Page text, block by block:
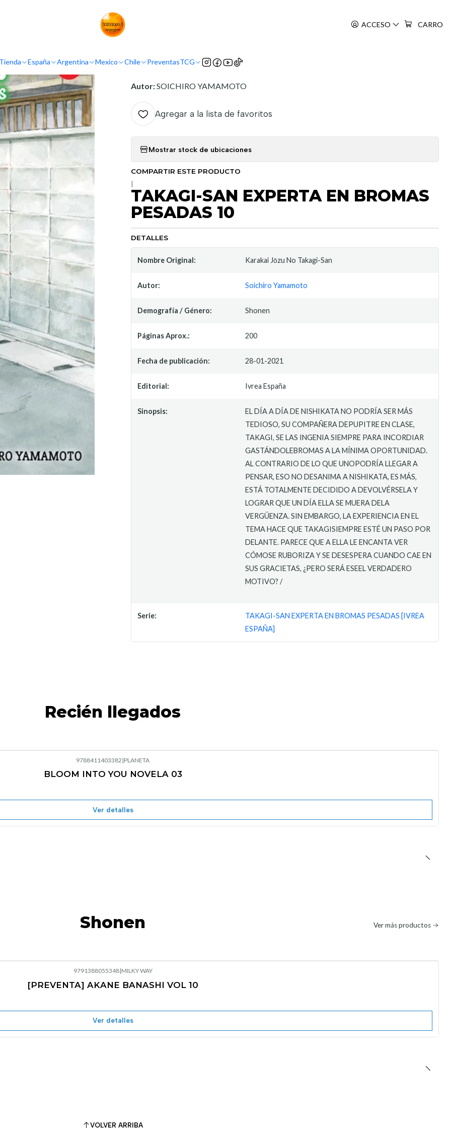
ACCESO CARRO
Tienda España Argentina Mexico Chile PreventasTCG
Nombre original:Karakai Jōzu No Takagi-San
Autor:SOICHIRO YAMAMOTO
Agregar a la lista de favoritos
Mostrar stock de ubicaciones
COMPARTIR ESTE PRODUCTO
TAKAGI-SAN EXPERTA EN BROMAS
PESADAS 10
DETALLES
Nombre Original: Karakai Jōzu No Takagi-San
Autor: Soichiro Yamamoto
Demografía / Género: Shonen
Páginas Aprox.: 200
Fecha de publicación: 28-01-2021
Editorial: Ivrea España
Sinopsis:
EL DÍA A DÍA DE NISHIKATA NO PODRÍA SER MÁS
TEDIOSO, SU COMPAÑERA DEPUPITRE EN CLASE,
TAKAGI, SE LAS INGENIA SIEMPRE PARA INCORDIAR
GASTÁNDOLEBROMAS A LA MÍNIMA OPORTUNIDAD.
AL CONTRARIO DE LO QUE UNOPODRÍA LLEGAR A
PENSAR, ESO NO DESANIMA A NISHIKATA, ES MÁS,
ESTÁ TOTALMENTE DECIDIDO A DEVOLVÉRSELA Y
LOGRAR QUE UN DÍA ELLA SE MUERA DELA
VERGÜENZA. SIN EMBARGO, LA EXPERIENCIA EN EL
TEMA HACE QUE TAKAGISIEMPRE ESTÉ UN PASO POR
DELANTE. PARECE QUE A ELLA LE ENCANTA VER
CÓMOSE RUBORIZA Y SE DESESPERA CUANDO CAE EN
SUS GRACIETAS, ¿PERO SERÁ ESEEL VERDADERO
MOTIVO? /
Serie:
TAKAGI-SAN EXPERTA EN BROMAS PESADAS [IVREA
ESPAÑA]
Recién llegados
9788411403382 |PLANETA
BLOOM INTO YOU NOVELA 03
Ver detalles
Shonen Ver más productos
9791388055348|MILKY WAY
[PREVENTA] AKANE BANASHI VOL 10
Ver detalles
VOLVER ARRIBA